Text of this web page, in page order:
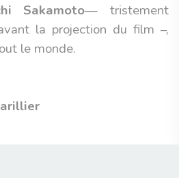
Sakamoto— tristement
la projection du film –,
le monde.